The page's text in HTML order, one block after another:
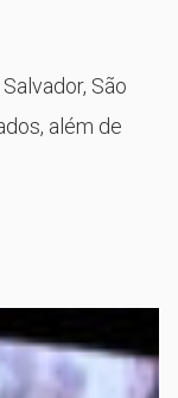
São
além de